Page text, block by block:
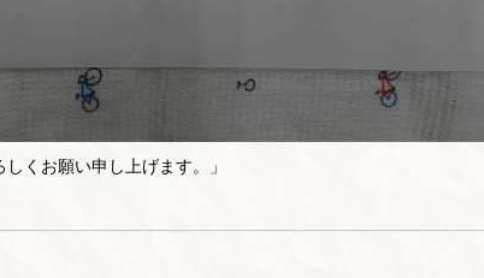
くお願い申し上げます。」